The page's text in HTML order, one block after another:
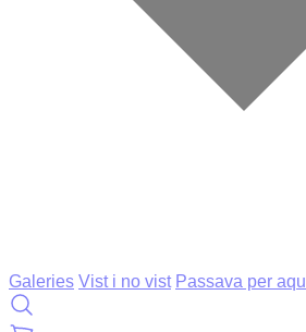
Galeries Vist i no vist Passava per